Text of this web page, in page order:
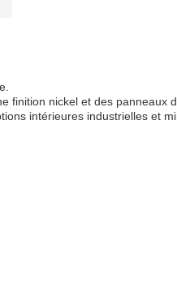
finition nickel et des panneaux
intérieures industrielles et